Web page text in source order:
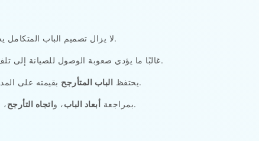
لا يزال تصميم الباب المتكامل يحتاج إلى وصول عملي للصيانة. تتطلب المفصلات، ومغلق الباب، والمزلاج، والحشية، ومثبتات الإطار تعديلًا دون إزالة ألواح الجدار.
غالبًا ما يؤدي صعوبة الوصول للصيانة إلى تلف الزخرفة، وتوسع خطوط مانع التسرب، واختلال محاذاة قطع الغيار. ومن ثم، فإن كل عملية إصلاح تضعف التكامل الأصلي للباب.
يحتفظ الباب المتأرجح بقيمته على المدى الطويل عندما يتمكن الفنيون من الوصول إلى أجزاء الباب مع الحفاظ على سطح الجدار، ومانع تسرب الإطار، وتشطيب الألواح.
يقوم نظام التبريد Freezewize بمراجعة أبعاد الباب، واتجاه التأرجح، قبل الإنتاج.